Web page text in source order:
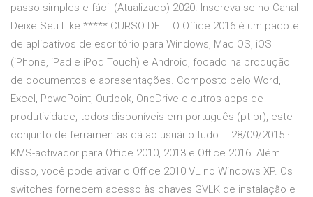
passo simples e fácil (Atualizado) 2020. Inscreva-se no Canal
Deixe Seu Like ***** CURSO DE … O Office 2016 é um pacote
de aplicativos de escritório para Windows, Mac OS, iOS
(iPhone, iPad e iPod Touch) e Android, focado na produção
de documentos e apresentações. Composto pelo Word,
Excel, PowePoint, Outlook, OneDrive e outros apps de
produtividade, todos disponíveis em português (pt br), este
conjunto de ferramentas dá ao usuário tudo … 28/09/2015 ·
KMS-activador para Office 2010, 2013 e Office 2016. Além
disso, você pode ativar o Office 2010 VL no Windows XP. Os
switches fornecem acesso às chaves GVLK de instalação e